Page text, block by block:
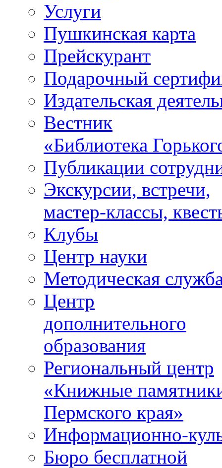
Услуги
Пушкинская карта
Прейскурант
Подарочный
Издательская
Вестник
«Библиотека
Публикации
Экскурсии, встречи,
мастер-классы,
Клубы
Центр науки
Методическая
Центр
дополнительного
образования
Региональный центр
«Книжные
Пермского края»
Информационно-
Бюро бесплатной